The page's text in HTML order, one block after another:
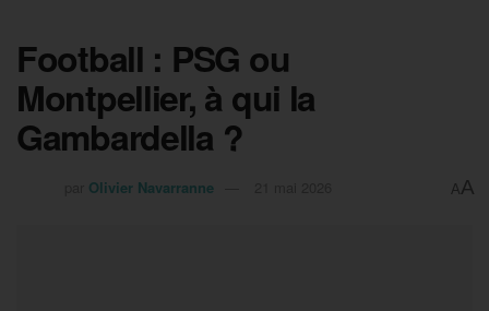
Football : PSG ou
Montpellier, à qui la
Gambardella ?
Olivier Navarranne AA